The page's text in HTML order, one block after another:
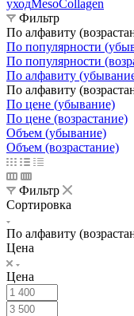
уходMesoCollagen
Фильтр
По алфавиту
По популярности
По популярности
По алфавиту
По алфавиту
По цене (убывание)
По цене (возрастание)
Объем (убывание)
Объем (возрастание)
Фильтр
Сортировка
По алфавиту
Цена
Цена